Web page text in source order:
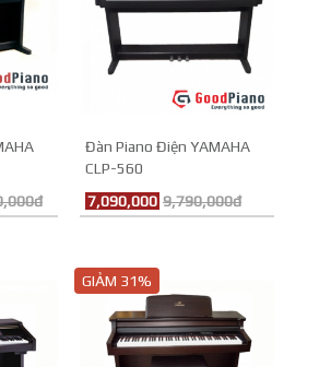
Đàn Piano Điện YAMAHA
CLP-560
7,090,000 9,790,000đ
GIẢM 31%